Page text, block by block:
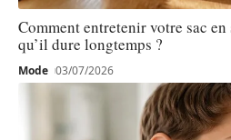
Comment entretenir votre sac
qu’il dure longtemps ?
Mode 03/07/2026